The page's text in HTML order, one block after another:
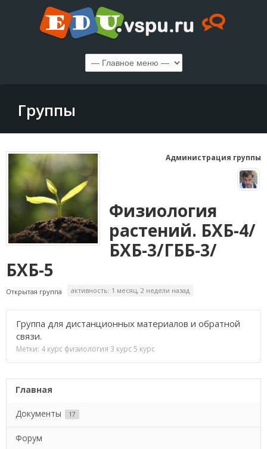
Группы
Администрация группы
Физиология
растений. БХБ-4/
БХБ-3/ГББ-3/
БХБ-5
Открытая группа активность: 1 месяц, 2 недели назад
Группа для дистанционных материалов и обратной
связи.
Метки: 4 курс физиология 3 курс 5 курс
Главная
Документы 17
Форум